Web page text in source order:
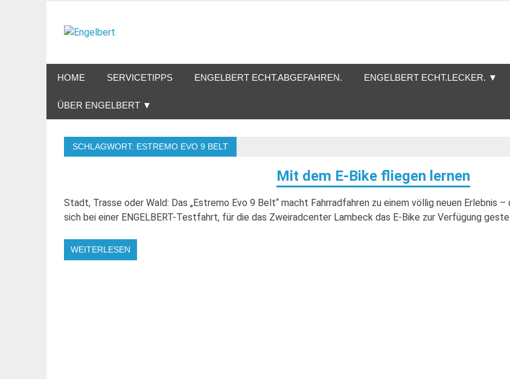
springen
HOME SERVICETIPPS ENGELBERT ECHT.ABGEFAHREN. ENGELBERT ECHT.LECKER. ▼
ÜBER ENGELBERT ▼
SCHLAGWORT: ESTREMO EVO 9 BELT
Mit dem E-Bike fliegen lernen
Stadt, Trasse oder Wald: Das „Estremo Evo 9 Belt“ macht Fahrradfahren zu einem völlig neuen Erlebnis –
sich bei einer ENGELBERT-Testfahrt, für die das Zweiradcenter Lambeck das E-Bike zur Verfügung
WEITERLESEN